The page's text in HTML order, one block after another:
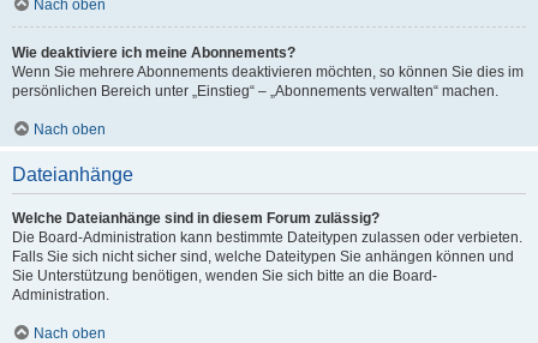
Nach oben
Wie deaktiviere ich meine Abonnements?
Wenn Sie mehrere Abonnements deaktivieren möchten, so können Sie dies im
persönlichen Bereich unter „Einstieg“ – „Abonnements verwalten“ machen.
Nach oben
Dateianhänge
Welche Dateianhänge sind in diesem Forum zulässig?
Die Board-Administration kann bestimmte Dateitypen zulassen oder verbieten.
Falls Sie sich nicht sicher sind, welche Dateitypen Sie anhängen können und
Sie Unterstützung benötigen, wenden Sie sich bitte an die Board-
Administration.
Nach oben